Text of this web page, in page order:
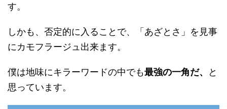
す。
しかも、否定的に入ることで、「あざとさ」を見事
にカモフラージュ出来ます。
僕は地味にキラーワードの中でも最強の一角だ、
と
思っています。